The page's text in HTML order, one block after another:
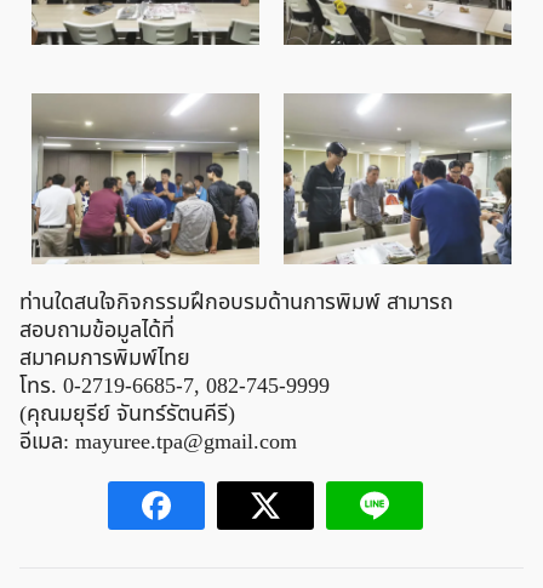
ท่านใดสนใจกิจกรรมฝึกอบรมด้านการพิมพ์ สามารถ
สอบถามข้อมูลได้ที่
สมาคมการพิมพ์ไทย
โทร. 0-2719-6685-7, 082-745-9999
(คุณมยุรีย์ จันทร์รัตนคีรี)
อีเมล: mayuree.tpa@gmail.com